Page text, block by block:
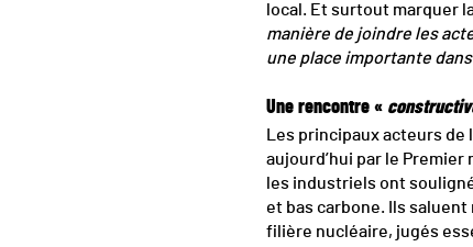
local. Et surtout marquer
manière de joindre les
une place importante dans
Une rencontre «
Les principaux acteurs
aujourd’hui par le
les industriels ont
et bas carbone. Ils
filière nucléaire, jugés